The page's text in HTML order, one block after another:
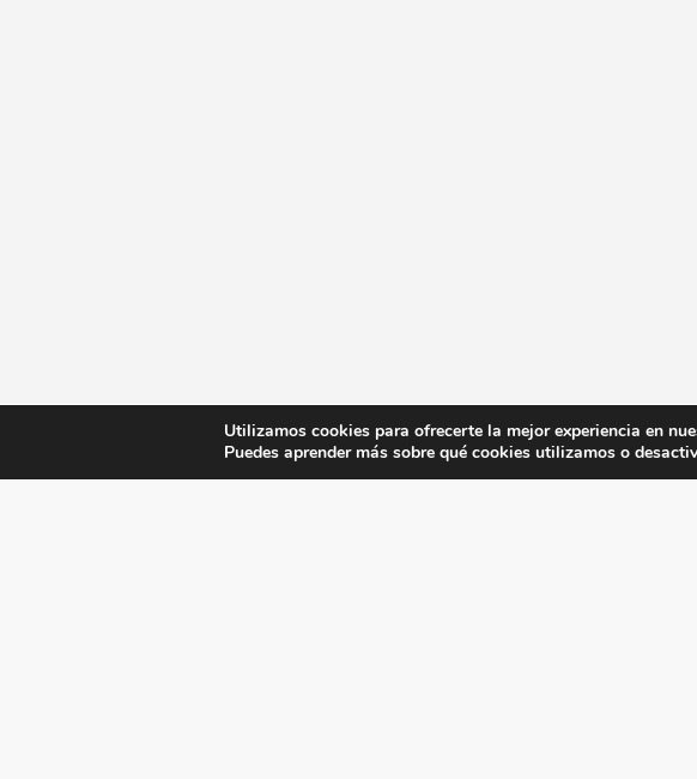
Utilizamos cookies para ofrecerte la mejor experiencia en
Puedes aprender más sobre qué cookies utilizamos o